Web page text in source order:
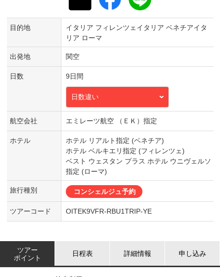
目的地
イタリア フィレンツェイタリア ベネチアイタ
リア ローマ
出発地 関空
日数 9日間
日数違い
航空会社 エミレーツ航空 （ＥＫ）指定
ホテル
ホテル リアルト指定 (ベネチア)
ホテル ベルキエリ指定 (フィレンツェ)
ベスト ウェスタン プラス ホテル ウニヴェルソ
指定 (ローマ)
旅行種別 コンシェルジュ予約
ツアーコード OITEK9VFR-RBU1TRIP-YE
ツアー
ポイント
日程表 詳細情報 申し込み